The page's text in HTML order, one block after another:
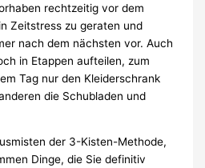
rechtzeitig vor dem
Zeitstress zu geraten und
nach dem nächsten vor. Auch
in Etappen aufteilen, zum
Tag nur den Kleiderschrank
die Schubladen und
der 3-Kisten-Methode,
Dinge, die Sie definitiv